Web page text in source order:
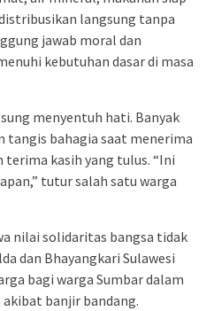
langsung tanpa
jawab moral dan
kebutuhan dasar di masa
menyentuh hati. Banyak
tangis bahagia saat menerima
kasih yang tulus. “Ini
tutur salah satu warga
nilai solidaritas bangsa tidak
dan Bhayangkari Sulawesi
bagi warga Sumbar dalam
banjir bandang.